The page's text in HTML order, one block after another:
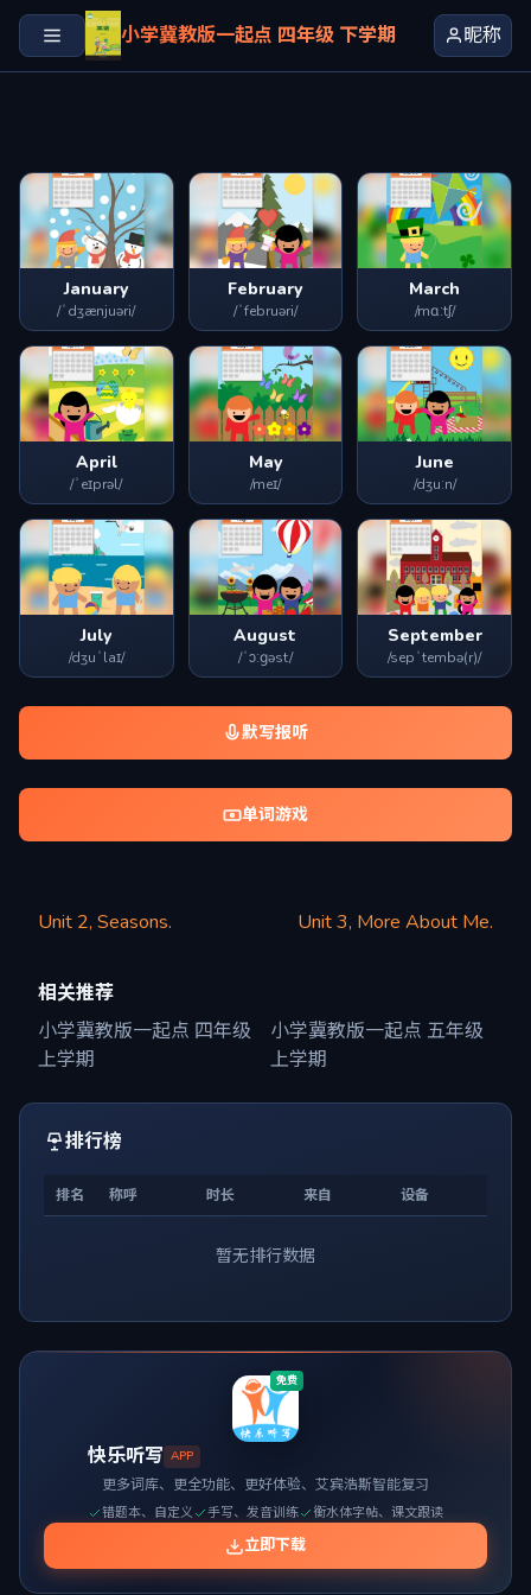
小学冀教版一起点 四年级 下学期 昵称
January
/ˈdʒænjuəri/
February
/ˈfebruəri/
March
/mɑːtʃ/
April
/ˈeɪprəl/
May
/meɪ/
June
/dʒuːn/
July
/dʒuˈlaɪ/
August
/ˈɔːɡəst/
September
/sepˈtembə(r)/
默写报听
单词游戏
Unit 2, Seasons. Unit 3, More About Me.
相关推荐
小学冀教版一起点 四年级
上学期
小学冀教版一起点 五年级
上学期
排行榜
排名 称呼 时长 来自 设备
暂无排行数据
免费
快乐听写 APP
更多词库、更全功能、更好体验、艾宾浩斯智能复习
错题本、自定义 手写、发音训练 衡水体字帖、课文跟读
立即下载